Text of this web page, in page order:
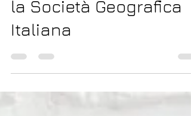
18 gen 2022 Tempo di lettura: 1 min
la Società Geografica
Italiana